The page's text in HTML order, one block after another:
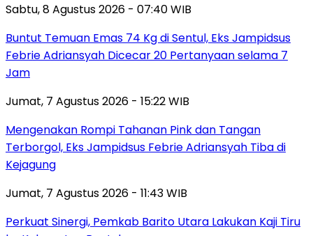
Sabtu, 8 Agustus 2026 - 07:40 WIB
Buntut Temuan Emas 74 Kg di Sentul, Eks Jampidsus
Febrie Adriansyah Dicecar 20 Pertanyaan selama 7
Jam
Jumat, 7 Agustus 2026 - 15:22 WIB
Mengenakan Rompi Tahanan Pink dan Tangan
Terborgol, Eks Jampidsus Febrie Adriansyah Tiba di
Kejagung
Jumat, 7 Agustus 2026 - 11:43 WIB
Perkuat Sinergi, Pemkab Barito Utara Lakukan Kaji Tiru